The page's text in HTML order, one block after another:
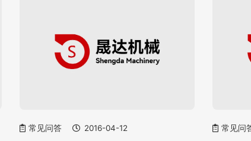
常见问答 2016-04-12 常见问